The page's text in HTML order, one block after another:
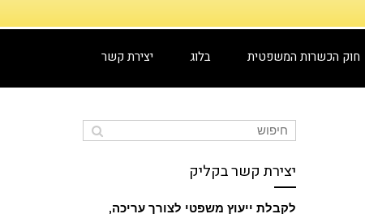
חוק הכשרות המשפטית בלוג יצירת קשר
יצירת קשר בקליק
לקבלת ייעוץ משפטי לצורך עריכה,